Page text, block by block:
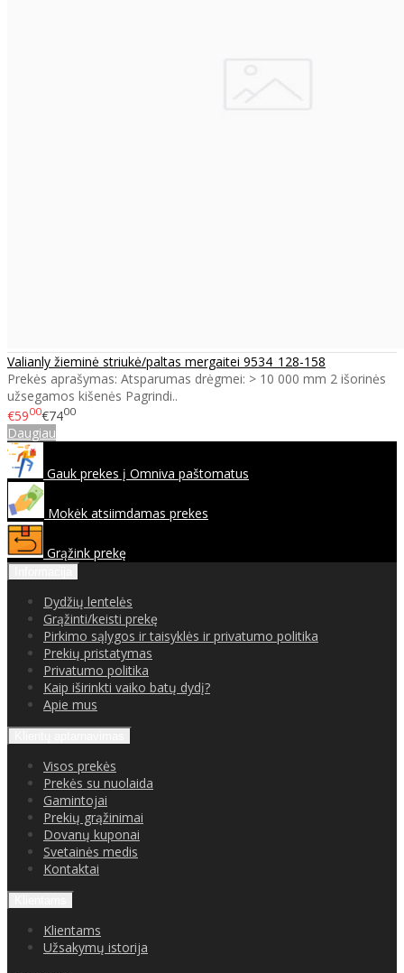
Valianly žieminė striukė/paltas mergaitei 9534_128-158
Prekės aprašymas: Atsparumas drėgmei: > 10 000 mm 2 išorinės
užsegamos kišenės Pagrindi..
€5900€7400
Daugiau
Gauk prekes į Omniva paštomatus
Mokėk atsiimdamas prekes
Grąžink prekę
Dydžių lentelės
Grąžinti/keisti prekę
Pirkimo sąlygos ir taisyklės ir privatumo politika
Prekių pristatymas
Privatumo politika
Kaip iširinkti vaiko batų dydį?
Apie mus
Visos prekės
Prekės su nuolaida
Gamintojai
Prekių grąžinimai
Dovanų kuponai
Svetainės medis
Kontaktai
Klientams
Užsakymų istorija